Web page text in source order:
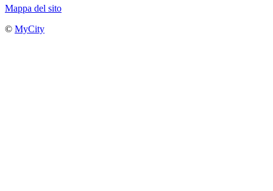
Mappa del sito
© MyCity